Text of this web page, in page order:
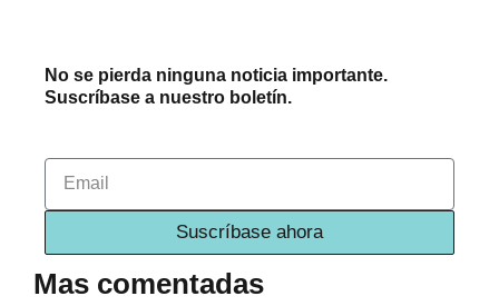
No se pierda ninguna noticia importante.
Suscríbase a nuestro boletín.
Suscríbase ahora
Mas comentadas